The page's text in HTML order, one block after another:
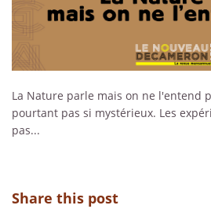
La Nature parle mais on ne l'entend
pourtant pas si mystérieux. Les
pas...
Share this post